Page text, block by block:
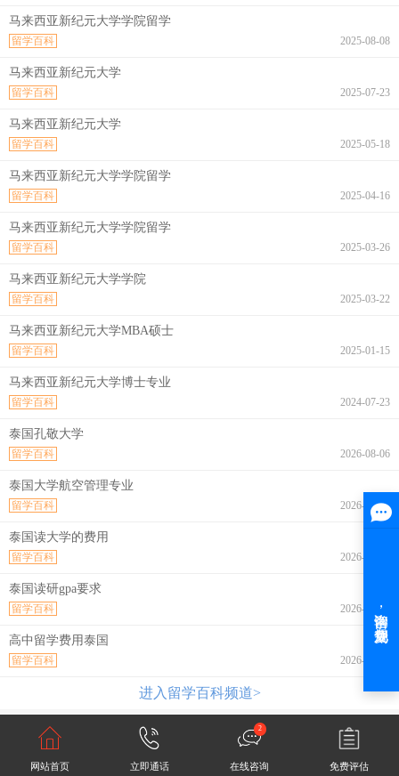
马来西亚新纪元大学学院留学
2025-08-08
留学百科
马来西亚新纪元大学
2025-07-23
留学百科
马来西亚新纪元大学
2025-05-18
留学百科
马来西亚新纪元大学学院留学
2025-04-16
留学百科
马来西亚新纪元大学学院留学
2025-03-26
留学百科
马来西亚新纪元大学学院
2025-03-22
留学百科
马来西亚新纪元大学MBA硕士
2025-01-15
留学百科
马来西亚新纪元大学博士专业
2024-07-23
留学百科
泰国孔敬大学
2026-08-06
留学百科
泰国大学航空管理专业
2026-08-06
留学百科
泰国读大学的费用
2026-08-06
留学百科
泰国读研gpa要求
2026-08-06
留学百科
高中留学费用泰国
2026-08-06
留学百科
进入留学百科频道>
网站首页 立即通话
2
在线咨询 免费评估